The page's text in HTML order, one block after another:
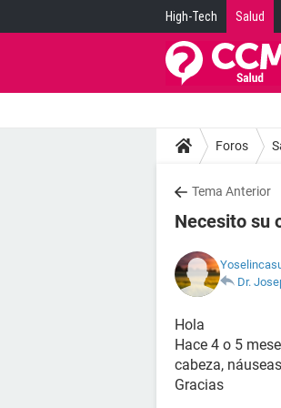
High-Tech Salud
Foros
Tema Anterior
Necesito su
Dr.
Hola
Hace 4 o 5
cabeza,
Gracias